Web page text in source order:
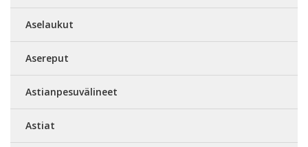
Aselaukut
Asereput
Astianpesuvälineet
Astiat